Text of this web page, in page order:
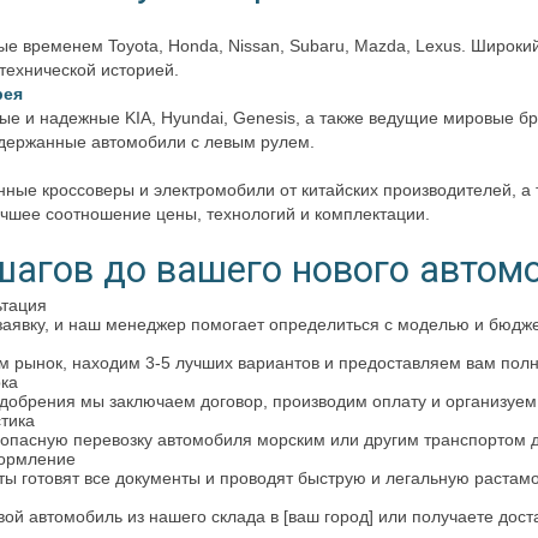
временем Toyota, Honda, Nissan, Subaru, Mazda, Lexus.
историей.
и надежные KIA, Hyundai, Genesis, а также ведущие мировые
автомобили с левым рулем.
кроссоверы и электромобили от китайских
соотношение цены, технологий и комплектации.
до вашего нового
и наш менеджер помогает определиться с моделью и
находим 3-5 лучших вариантов и предоставляем вам
мы заключаем договор, производим оплату и организуем
перевозку автомобиля морским или другим транспортом
все документы и проводят быструю и легальную
автомобиль из нашего склада в [ваш город] или получаете